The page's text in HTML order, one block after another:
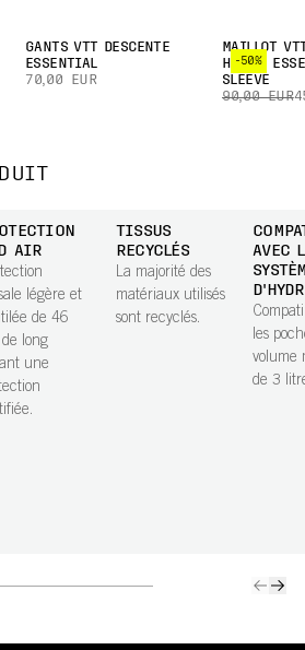
GANTS VTT DESCENTE
ESSENTIAL
70,00 EUR
-50%
MAILLOT
HOMME
SLEEVE
90,00 EUR
AIR
légère et
de 46
long
une
TISSUS
RECYCLÉS
La majorité des
matériaux utilisés
sont recyclés.
AVEC
les
volume
de 3